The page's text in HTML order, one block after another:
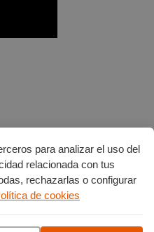
para analizar el uso del
relacionada con tus
rechazarlas o configurar
de cookies